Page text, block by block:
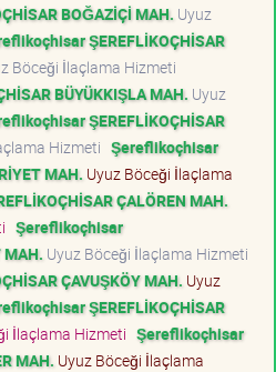
BOĞAZİÇİ MAH. Uyuz
ŞEREFLİKOÇHİSAR
Böceği İlaçlama Hizmeti
BÜYÜKKIŞLA MAH. Uyuz
ŞEREFLİKOÇHİSAR
Hizmeti Şereflikoçhisar
MAH. Uyuz Böceği İlaçlama
ÇALÖREN MAH.
Şereflikoçhisar
MAH. Uyuz Böceği İlaçlama Hizmeti
ÇAVUŞKÖY MAH. Uyuz
ŞEREFLİKOÇHİSAR
İlaçlama Hizmeti Şereflikoçhisar
MAH. Uyuz Böceği İlaçlama